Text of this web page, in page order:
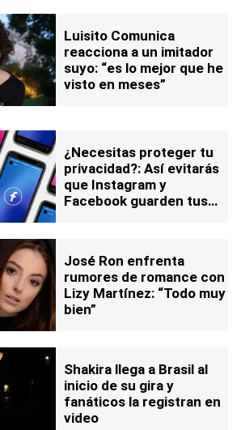
Luisito Comunica
reacciona a un imitador
suyo: “es lo mejor que he
visto en meses”
¿Necesitas proteger tu
privacidad?: Así evitarás
que Instagram y
Facebook guarden tus
José Ron enfrenta
rumores de romance con
Lizy Martínez: “Todo muy
bien”
Shakira llega a Brasil al
inicio de su gira y
fanáticos la registran en
video